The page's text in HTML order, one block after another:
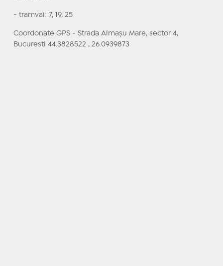
- tramvai: 7, 19, 25
Coordonate GPS - Strada Almașu Mare, sector 4,
Bucuresti 44.3828522 , 26.0939873